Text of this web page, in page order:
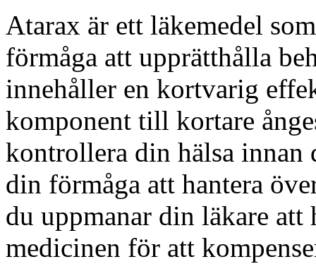
Atarax är ett läkemedel
förmåga att upprätthålla
innehåller en kortvarig
komponent till kortare
kontrollera din hälsa innan
din förmåga att hantera
du uppmanar din läkare
medicinen för att